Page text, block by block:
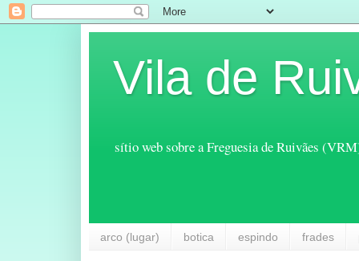
Vila de
sítio web sobre a Freguesia de Ruivães
arco (lugar) botica espindo frades